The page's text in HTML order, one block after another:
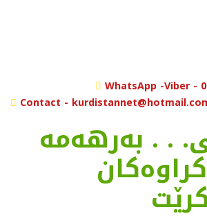
WhatsApp -Viber -
Contact -
. . به‌رهه‌مه‌